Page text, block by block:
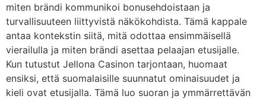
miten brändi kommunikoi bonusehdoistaan ja
turvallisuuteen liittyvistä näkökohdista. Tämä kappale
antaa kontekstin siitä, mitä odottaa ensimmäisellä
vierailulla ja miten brändi asettaa pelaajan etusijalle.
Kun tutustut Jellona Casinon tarjontaan, huomaat
ensiksi, että suomalaisille suunnatut ominaisuudet ja
kieli ovat etusijalla. Tämä luo suoran ja ymmärrettävän